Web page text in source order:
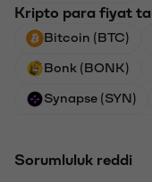
Kripto para fiyat
Bitcoin (BTC)
Bonk (BONK)
Synapse (SYN)
Sorumluluk reddi